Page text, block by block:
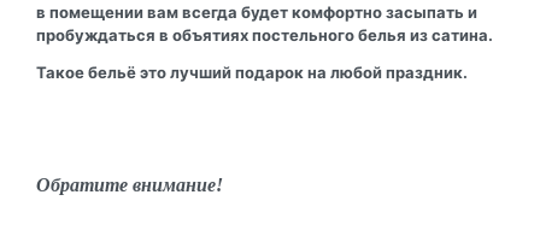
в помещении вам всегда будет комфортно засыпать и
пробуждаться в объятиях постельного белья из сатина.
Такое бельё это лучший подарок на любой праздник.
Обратите внимание!